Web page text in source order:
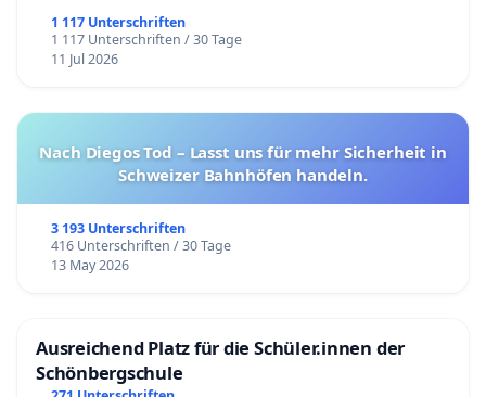
1 117 Unterschriften
1 117 Unterschriften / 30 Tage
11 Jul 2026
Nach Diegos Tod – Lasst uns für mehr Sicherheit in
Schweizer Bahnhöfen handeln.
3 193 Unterschriften
416 Unterschriften / 30 Tage
13 May 2026
Ausreichend Platz für die Schüler.innen der
Schönbergschule